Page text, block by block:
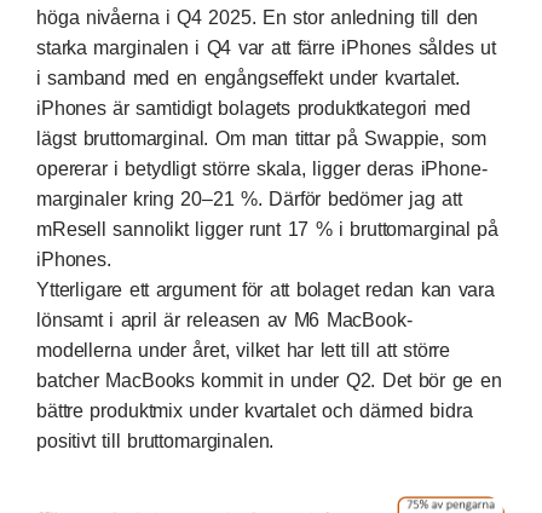
höga nivåerna i Q4 2025. En stor anledning till den
starka marginalen i Q4 var att färre iPhones såldes ut
i samband med en engångseffekt under kvartalet.
iPhones är samtidigt bolagets produktkategori med
lägst bruttomarginal. Om man tittar på Swappie, som
opererar i betydligt större skala, ligger deras iPhone-
marginaler kring 20–21 %. Därför bedömer jag att
mResell sannolikt ligger runt 17 % i bruttomarginal på
iPhones.
Ytterligare ett argument för att bolaget redan kan vara
lönsamt i april är releasen av M6 MacBook-
modellerna under året, vilket har lett till att större
batcher MacBooks kommit in under Q2. Det bör ge en
bättre produktmix under kvartalet och därmed bidra
positivt till bruttomarginalen.